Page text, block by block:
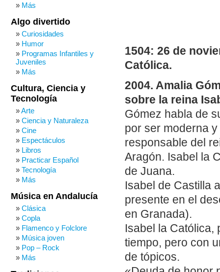
1504: 26 de
Católica.
2004. Amalia
sobre la reina
Gómez habla de
por ser moderna
responsable del
Aragón. Isabel la
de Juana.
Isabel de Castilla
presente en el
en Granada).
Isabel la Católica,
tiempo, pero con
de tópicos.
Más
Algo divertido
Curiosidades
Humor
Programas Infantiles y
Juveniles
Más
Cultura, Ciencia y
Tecnología
Arte
Ciencia y Naturaleza
Cine
Espectáculos
Libros
Practicar Español
Tecnología
Más
Música en Andalucía
Clásica
Copla
Flamenco y Folclore
Música joven
Pop – Rock
Más